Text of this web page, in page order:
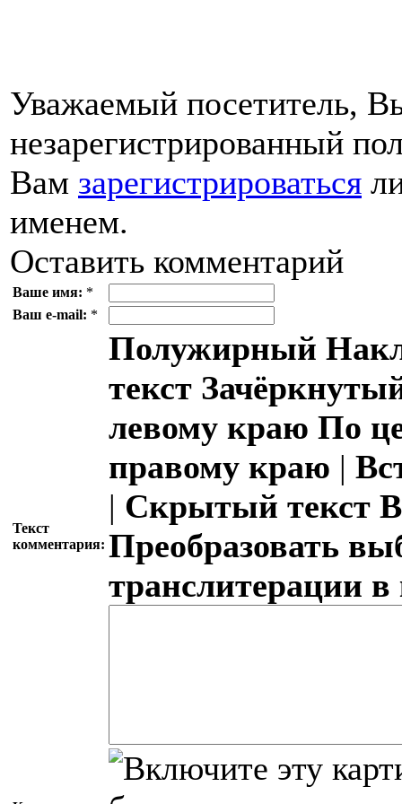
Уважаемый посетитель,
незарегистрированный
Вам зарегистрироваться
именем.
Оставить комментарий
Ваше имя: *
Ваш e-mail: *
Текст
комментария:
Полужирный
текст
левому краю По
правому краю |
| Скрытый текст
Преобразовать
транслитерации